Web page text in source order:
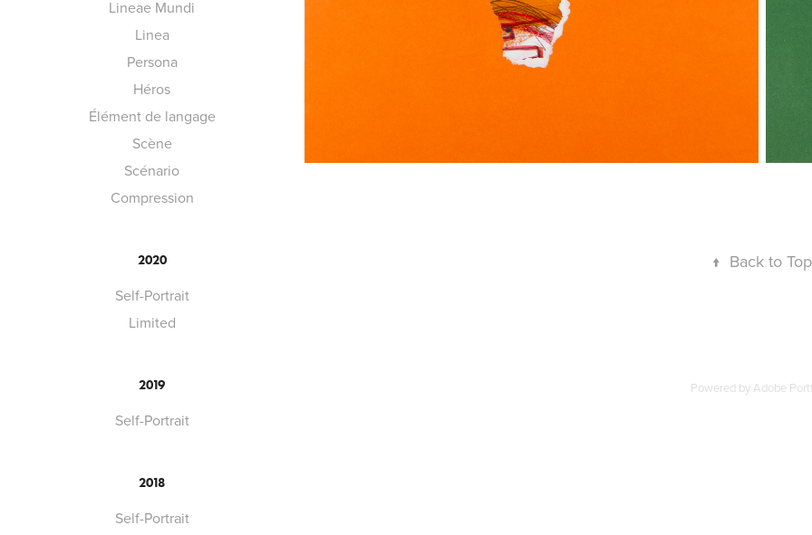
Lineae Mundi
Linea
Persona
Héros
Élément de langage
Scène
Scénario
Compression
2020
Self-Portrait
Limited
2019
Self-Portrait
2018
Self-Portrait
↑ Back to Top
Powered byAdobe